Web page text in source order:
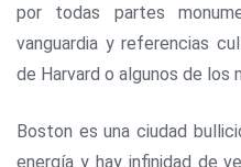
por todas partes
vanguardia y referencias
de Harvard o algunos de los
Boston es una ciudad
energía y hay infinidad de